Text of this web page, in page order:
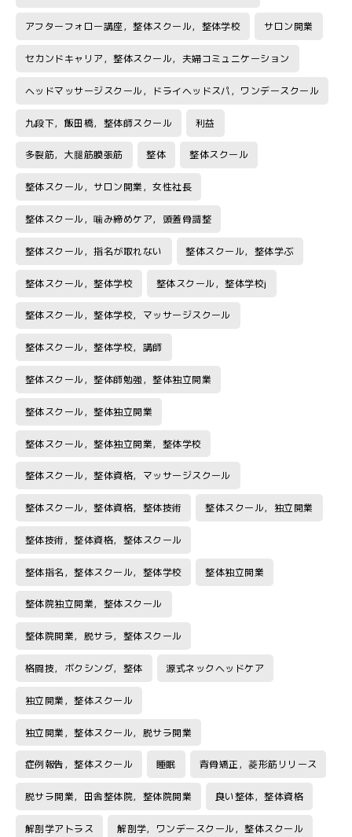
アフターフォロー講座，整体スクール，整体学校 サロン開業
セカンドキャリア，整体スクール，夫婦コミュニケーション
ヘッドマッサージスクール，ドライヘッドスパ，ワンデースクール
九段下，飯田橋，整体師スクール 利益
多裂筋，大腿筋膜張筋 整体 整体スクール
整体スクール，サロン開業，女性社長
整体スクール，噛み締めケア，頭蓋骨調整
整体スクール，指名が取れない 整体スクール，整体学ぶ
整体スクール，整体学校 整体スクール，整体学校j
整体スクール，整体学校，マッサージスクール
整体スクール，整体学校，講師
整体スクール，整体師勉強，整体独立開業
整体スクール，整体独立開業
整体スクール，整体独立開業，整体学校
整体スクール，整体資格，マッサージスクール
整体スクール，整体資格，整体技術 整体スクール，独立開業
整体技術，整体資格，整体スクール
整体指名，整体スクール，整体学校 整体独立開業
整体院独立開業，整体スクール
整体院開業，脱サラ，整体スクール
格闘技，ボクシング，整体 源式ネックヘッドケア
独立開業，整体スクール
独立開業，整体スクール，脱サラ開業
症例報告，整体スクール 睡眠 背骨矯正，菱形筋リリース
脱サラ開業，田舎整体院，整体院開業 良い整体，整体資格
解剖学アトラス 解剖学，ワンデースクール，整体スクール